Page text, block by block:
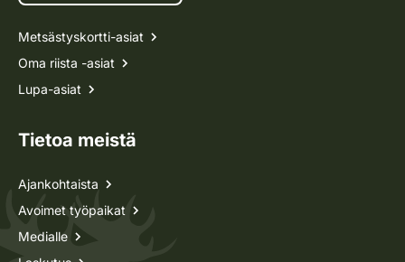
Metsästyskortti-asiat
Oma riista -asiat
Lupa-asiat
Tietoa meistä
Ajankohtaista
Avoimet työpaikat
Medialle